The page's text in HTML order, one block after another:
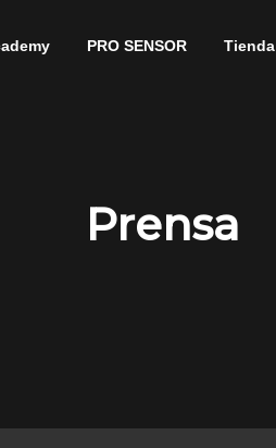
PRO SENSOR Tienda
Prensa